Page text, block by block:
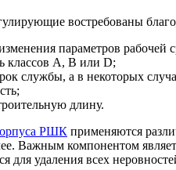
востребованы
параметров рабочей
классов A, B или D;
службы, а в некоторых
длину.
РШК применяются
Важным компонентом
для удаления всех